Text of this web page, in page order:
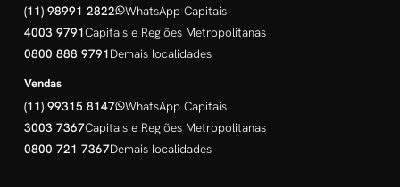
(11) 98991 2822
WhatsApp Capitais
4003 9791Capitais e Regiões Metropolitanas
0800 888 9791Demais localidades
Vendas
(11) 99315 8147
WhatsApp Capitais
3003 7367Capitais e Regiões Metropolitanas
0800 721 7367Demais localidades